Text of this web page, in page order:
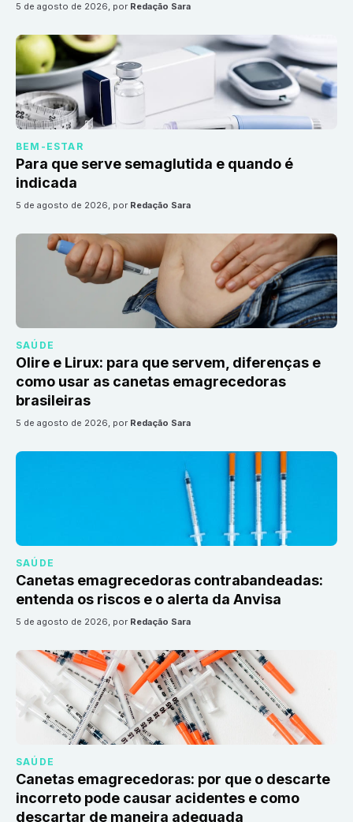
5 de agosto de 2026, por Redação Sara
BEM-ESTAR
Para que serve semaglutida e quando é
indicada
5 de agosto de 2026, por Redação Sara
SAÚDE
Olire e Lirux: para que servem, diferenças e
como usar as canetas emagrecedoras
brasileiras
5 de agosto de 2026, por Redação Sara
SAÚDE
Canetas emagrecedoras contrabandeadas:
entenda os riscos e o alerta da Anvisa
5 de agosto de 2026, por Redação Sara
SAÚDE
Canetas emagrecedoras: por que o descarte
incorreto pode causar acidentes e como
descartar de maneira adequada